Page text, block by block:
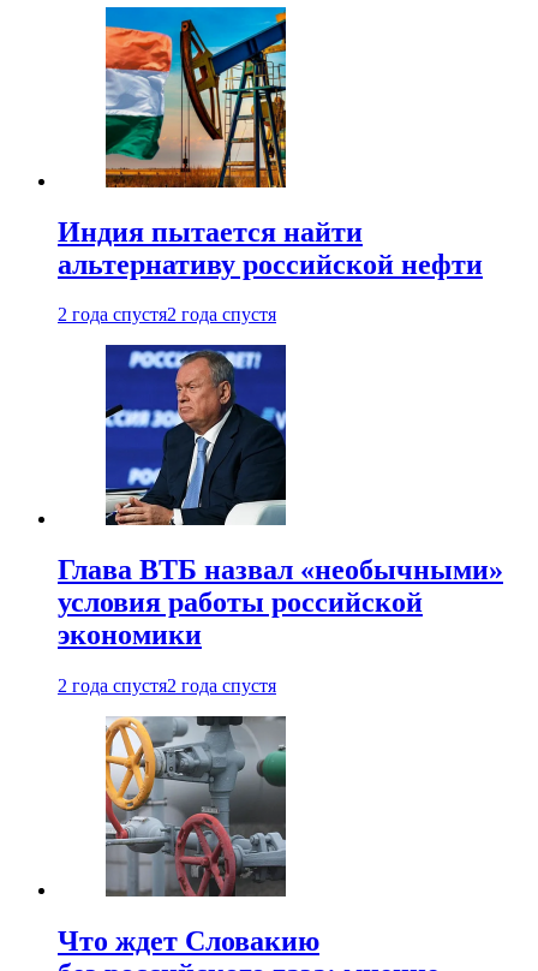
Индия пытается найти
альтернативу российской нефти
2 года спустя2 года спустя
Глава ВТБ назвал «необычными»
условия работы российской
экономики
2 года спустя2 года спустя
Что ждет Словакию